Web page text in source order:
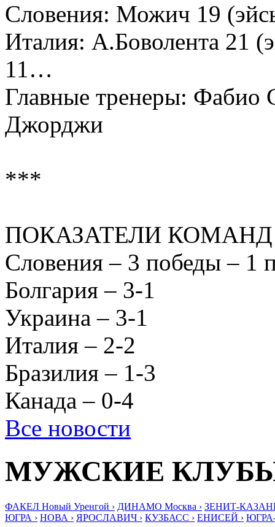
Словения: Можич 19
Италия: А.Боволента 21
11…
Главные тренеры: Фабио
Джорджи
***
ПОКАЗАТЕЛИ
Словения – 3 победы – 1
Болгария – 3-1
Украина – 3-1
Италия – 2-2
Бразилия – 1-3
Канада – 0-4
Все новости
МУЖСКИЕ
ФАКЕЛ Новый Уренгой › ДИНАМО Москва › ЗЕНИТ-
ЮГРА › НОВА › ЯРОСЛАВИЧ › КУЗБАСС › ЕНИСЕЙ ›